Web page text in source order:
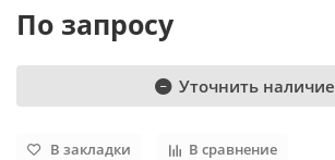
По запросу
Уточнить наличие
В закладки В сравнение